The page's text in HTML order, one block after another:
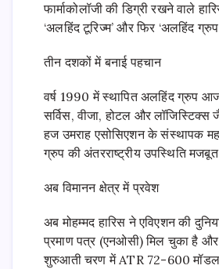
फार्माकोलॉजी की डिग्री रखने वाले
‘अलहिंद टूरिज्म’ और फिर ‘अलहिंद
तीन दशकों में बनाई पहचान
वर्ष 1990 में स्थापित अलहिंद ग्रुप
सर्विस, वीजा, होटल और लॉजिस्टिक्स
हज उमराह एसोसिएशन के संस्थापक
ग्रुप की अंतरराष्ट्रीय उपस्थिति
अब विमानन क्षेत्र में प्रवेश
अब मोहम्मद हारिस ने एविएशन की
प्रमाण पत्र (एनओसी) मिल चुका है
शुरुआती चरण में ATR 72-600 मॉडल